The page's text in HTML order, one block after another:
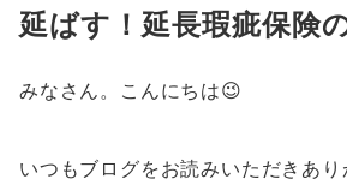
延ばす！延長瑕疵保険
みなさん。こんにちは😉
いつもブログをお読みいただきあり